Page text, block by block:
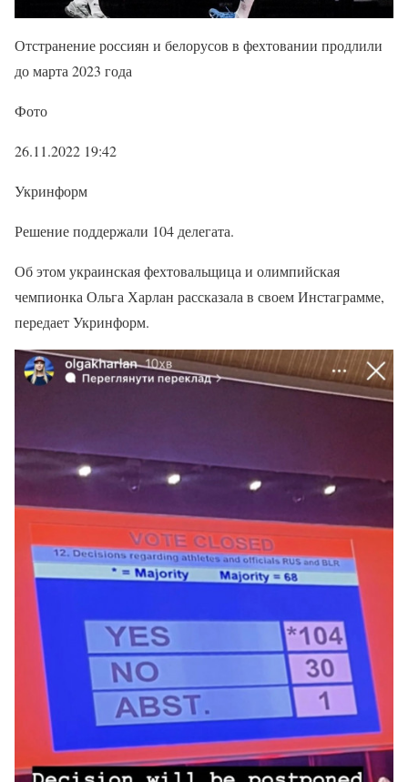
Отстранение россиян и белорусов в фехтовании продлили
до марта 2023 года
Фото
26.11.2022 19:42
Укринформ
Решение поддержали 104 делегата.
Об этом украинская фехтовальщица и олимпийская
чемпионка Ольга Харлан рассказала в своем Инстаграмме,
передает Укринформ.